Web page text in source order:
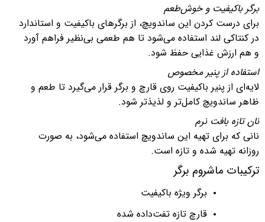
برگر باکیفیت و خوش‌طعم
برای درست کردن این ساندویچ، از برگرهای باکیفیت و استاندارد
در کنتاکی لند استفاده می‌شود تا هم طعمی بی‌نظیر فراهم آورد
و هم ارزش غذایی حفظ شود.
استفاده از پنیر مخصوص
لایه‌ای از پنیر باکیفیت روی قارچ و برگر قرار می‌گیرد تا طعم و
ظاهر ساندویچ کامل‌تر و لذیذتر شود.
نان تازه بافت نرم
نانی که برای تهیه این ساندویچ استفاده می‌شود، به صورت
روزانه تهیه شده و تازه است.
ترکیبات ماشروم برگر
برگر ویژه باکیفیت
قارچ تازه تفت‌داده شده